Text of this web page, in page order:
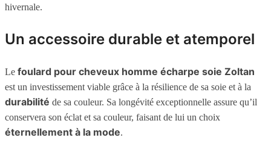
hivernale.
Un accessoire durable et atemporel
Le foulard pour cheveux homme écharpe soie Zoltan
est un investissement viable grâce à la résilience de sa soie et à la
durabilité de sa couleur. Sa longévité exceptionnelle assure qu’il
conservera son éclat et sa couleur, faisant de lui un choix
éternellement à la mode.